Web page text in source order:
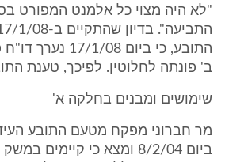
התובע, כי ביום 17/
ב' פונתה לחלוטין. לפיכך, טענת
שימושים ומבנים בחלקה א'
מר חברוני מפקח מטעם התובע
ביום 8/2/04 ומצא כי קיימים